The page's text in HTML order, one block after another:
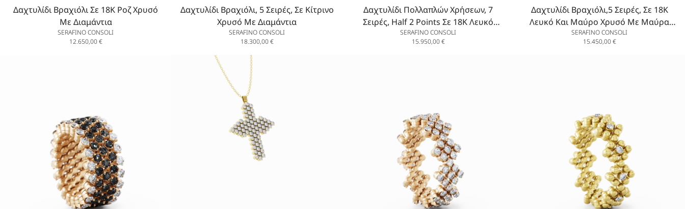
Δαχτυλίδι Βραχιόλι Σε 18K Ροζ Χρυσό
Με Διαμάντια
SERAFINO CONSOLI
12.650,00€
Δαχτυλίδι Βραχιόλι, 5 Σειρές, Σε Κίτρινο
Χρυσό Με Διαμάντια
SERAFINO CONSOLI
18.300,00€
Δαχτυλίδι Πολλαπλών Χρήσεων, 7
Σειρές, Half 2 Points Σε 18K Λευκό
Χρυσό Με Λευκά Διαμάντια
SERAFINO CONSOLI
15.950,00€
Δαχτυλίδι Βραχιόλι,5 Σειρές, Σε 18K
Λευκό Και Μαύρο Χρυσό Με Μαύρα
Διαμάντια
SERAFINO CONSOLI
15.450,00€